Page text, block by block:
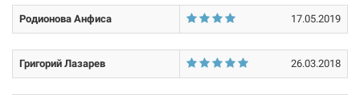
Характеристики и конфигурация изделия, а также комплектация
товара могут изменяться производителем без уведомления. За
не несет.
Родионова Анфиса 17.05.2019
Григорий Лазарев 26.03.2018